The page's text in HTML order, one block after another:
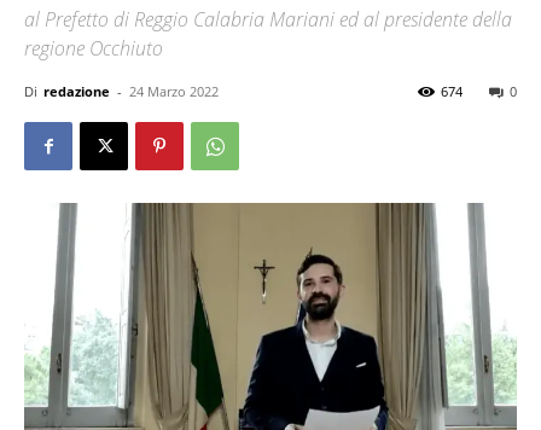
al Prefetto di Reggio Calabria Mariani ed al presidente della
regione Occhiuto
Di redazione - 24 Marzo 2022 0
674